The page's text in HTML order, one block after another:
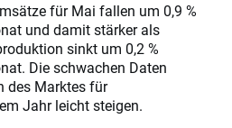
für Mai fallen um 0,9 %
und damit stärker als
sinkt um 0,2 %
Die schwachen Daten
des Marktes für
Jahr leicht steigen.